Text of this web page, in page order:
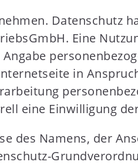
Datenschutz
Eine
in
eine Einwilligung
des Namens, der